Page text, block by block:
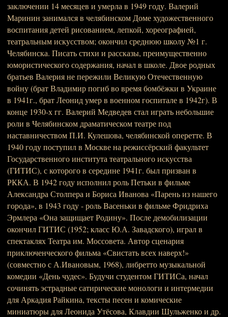
заключении 14 месяцев и умерла в 1949 году. Валерий
Маринин занимался в челябинском Доме художественного
воспитания детей рисованием, лепкой, хореографией,
театральным искусством; окончил среднюю школу №1 г.
Челябинска. Писать стихи и рассказы, преимущественно
юмористического содержания, начал в школе. Двое родных
братьев Валерия не пережили Великую Отечественную
войну (брат Владимир погиб во время бомбёжки в Украине
в 1941г., брат Леонид умер в военном госпитале в 1942г). В
конце 1930-х гг. Валерий Медведев стал играть небольшие
роли в Челябинском драматическом театре под
наставничеством П.И. Кулешова, челябинской оперетте. В
1940 году поступил в Москве на режиссёрский факультет
Государственного института театрального искусства
(ГИТИС), с которого в середине 1941г. был призван в
РККА. В 1942 году исполнил роль Петьки в фильме
Александра Столпера и Бориса Иванова «Парень из нашего
города», в 1943 году - роль Васеньки в фильме Фридриха
Эрмлера «Она защищает Родину». После демобилизации
окончил ГИТИС (1952; класс Ю.А. Завадского), играл в
спектаклях Театра им. Моссовета. Автор сценария
приключенческого фильма «Свистать всех наверх!»
(совместно с А.Ивановым, 1968), либретто музыкальной
комедии «День чудес». Будучи студентом ГИТИСа, начал
сочинять эстрадные сатирические монологи и интермедии
для Аркадия Райкина, тексты песен и комические
миниатюры для Леонида Утёсова, Клавдии Шульженко и др.